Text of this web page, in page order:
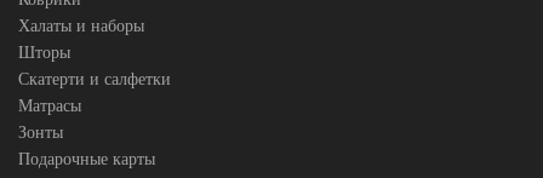
Халаты и наборы
Шторы
Скатерти и салфетки
Матрасы
Зонты
Подарочные карты